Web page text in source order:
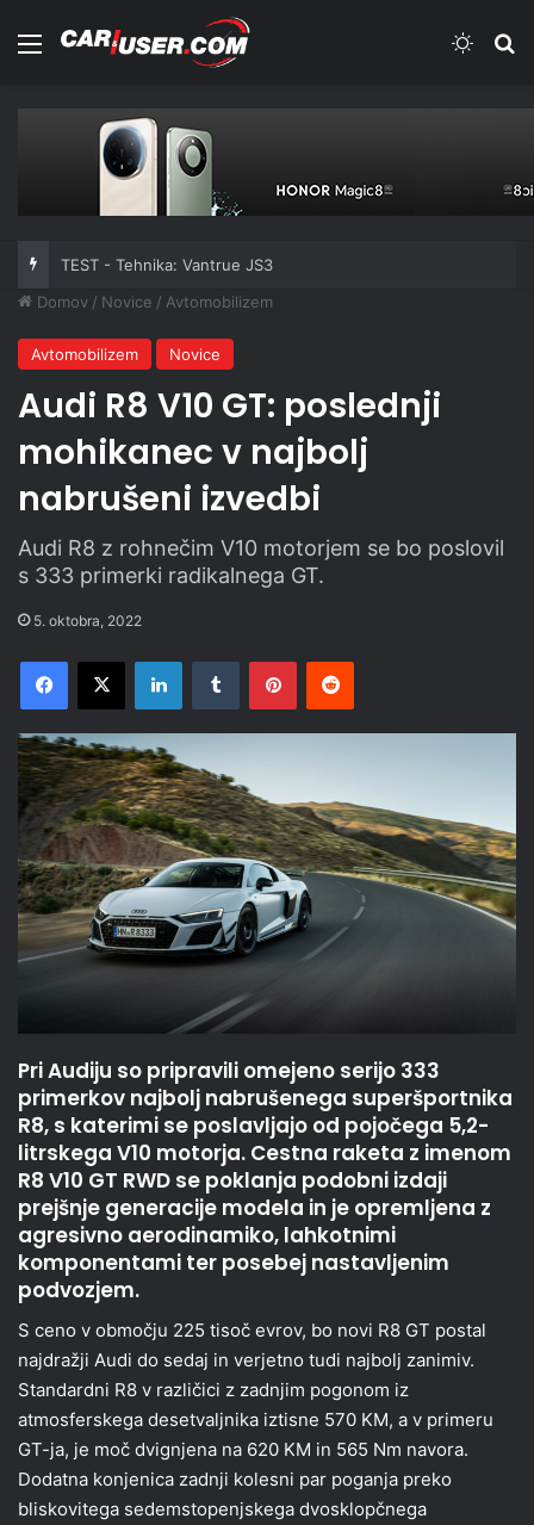
Meni
TEST - Tehnika: Vantrue JS3
Domov / Novice / Avtomobilizem
Avtomobilizem Novice
Audi R8 V10 GT: poslednji
mohikanec v najbolj
nabrušeni izvedbi
Audi R8 z rohnečim V10 motorjem se bo poslovil
s 333 primerki radikalnega GT.
5. oktobra, 2022
Facebook
X LinkedInTumblr PinterestReddit
Pri Audiju so pripravili omejeno serijo 333
primerkov najbolj nabrušenega superšportnika
R8, s katerimi se poslavljajo od pojočega 5,2-
litrskega V10 motorja. Cestna raketa z imenom
R8 V10 GT RWD se poklanja podobni izdaji
prejšnje generacije modela in je opremljena z
agresivno aerodinamiko, lahkotnimi
komponentami ter posebej nastavljenim
podvozjem.
S ceno v območju 225 tisoč evrov, bo novi R8 GT postal
najdražji Audi do sedaj in verjetno tudi najbolj zanimiv.
Standardni R8 v različici z zadnjim pogonom iz
atmosferskega desetvaljnika iztisne 570 KM, a v primeru
GT-ja, je moč dvignjena na 620 KM in 565 Nm navora.
Dodatna konjenica zadnji kolesni par poganja preko
bliskovitega sedemstopenjskega dvosklopčnega